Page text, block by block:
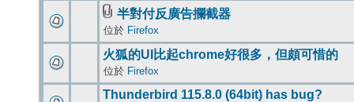
半對付反廣告攔截器
位於 Firefox
火狐的UI比起chrome好很多，但頗可惜的
位於 Firefox
Thunderbird 115.8.0 (64bit) has bug?